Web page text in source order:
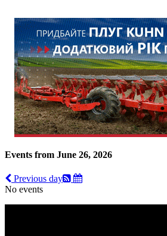
Events from June 26, 2026
Previous day
No events